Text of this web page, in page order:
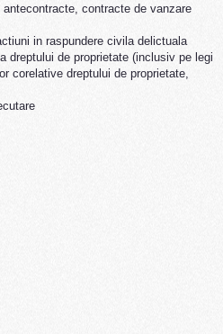
contracte de vanzare
in raspundere civila delictuala
dreptului de proprietate (inclusiv pe legi
corelative dreptului de proprietate,